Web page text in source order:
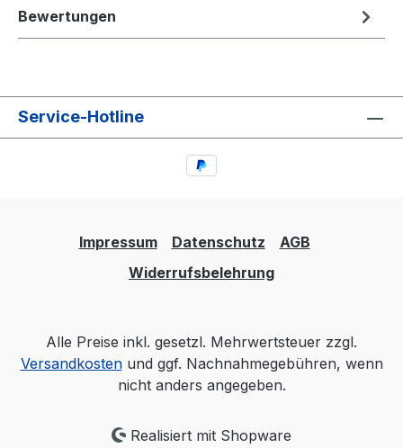
Bewertungen
Service-Hotline
Impressum Datenschutz
AGB
Widerrufsbelehrung
Alle Preise inkl. gesetzl. Mehrwertsteuer zzgl.
Versandkostenund ggf. Nachnahmegebühren, wenn
nicht anders angegeben.
Realisiert mit Shopware